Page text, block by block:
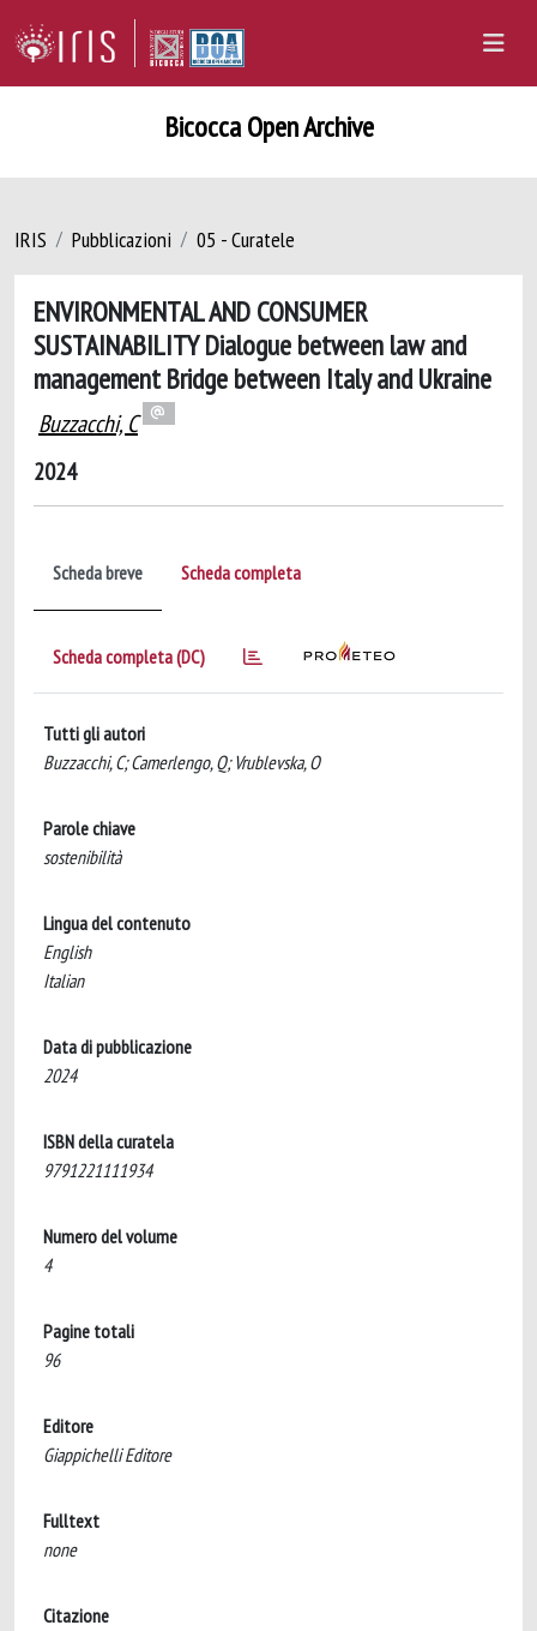
Bicocca Open Archive
IRIS Pubblicazioni 05 - Curatele
ENVIRONMENTAL AND CONSUMER
SUSTAINABILITY Dialogue between law and
management Bridge between Italy and Ukraine
Buzzacchi, C
2024
Scheda breve Scheda completa
Scheda completa (DC)
Tutti gli autori
Buzzacchi, C; Camerlengo, Q; Vrublevska, O
Parole chiave
sostenibilità
Lingua del contenuto
English
Italian
Data di pubblicazione
2024
ISBN della curatela
9791221111934
Numero del volume
4
Pagine totali
96
Editore
Giappichelli Editore
Fulltext
none
Citazione